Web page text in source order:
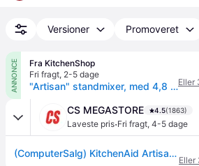
Versioner Promoveret
ANNONCE
Fra KitchenShop
Fri fragt, 2-5 dage
"Artisan" standmixer, med 4,8 L skål, model 175, "Empire Red" - KitcheEller
CS MEGASTORE 4.5(1863)
Laveste pris·Fri fragt, 4-5 dage
(ComputerSalg) KitchenAid Artisan 5KSM175PSEER - Køkkenmaskine - 300 W - empire-rød
Eller